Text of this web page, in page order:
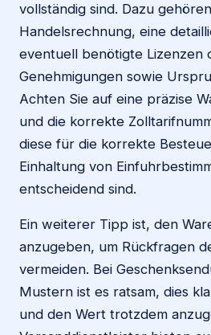
vollständig sind. Dazu
Handelsrechnung, eine
eventuell benötigte Lizenzen
Genehmigungen sowie
Achten Sie auf eine präzise
und die korrekte
diese für die korrekte
Einhaltung von
entscheidend sind.
Ein weiterer Tipp ist, den
anzugeben, um Rückfragen
vermeiden. Bei
Mustern ist es ratsam, dies
und den Wert trotzdem